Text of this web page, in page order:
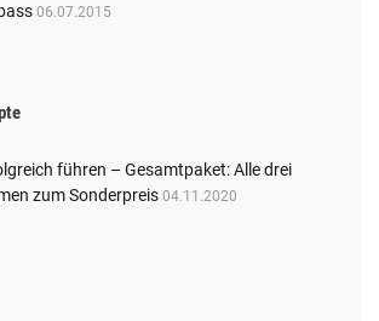
06.07.2015
führen – Gesamtpaket: Alle drei
zum Sonderpreis 04.11.2020